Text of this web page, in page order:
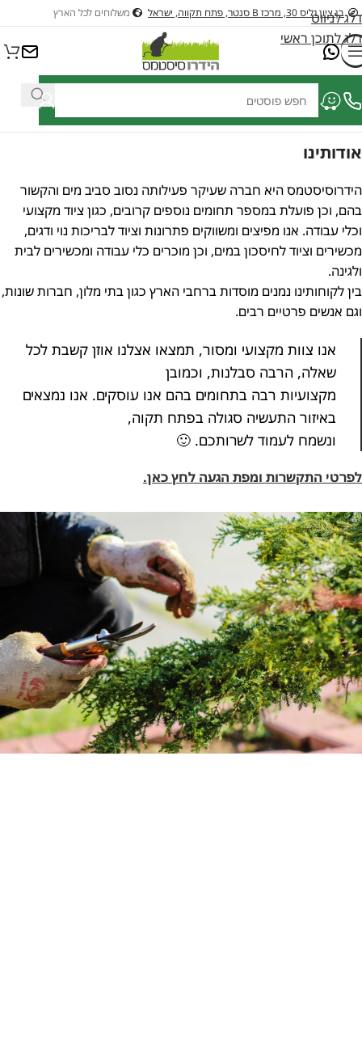
דלג לניווט
דלג לתוכן ראשי
בן ציון גליס 30, מרכז B סנטר, פתח תקווה, ישראל משלוחים לכל הארץ
ציוד לבריכות דגים ונוי ציוד לבריכות שחיה כלי גינון בנזין וחשמלים לגינה
אודותינו
הידרוסיסטמס היא חברה שעיקר פעילותה נסוב סביב מים והקשור
בהם, וכן פועלת במספר תחומים נוספים קרובים, כגון ציוד מקצועי
וכלי עבודה. אנו מפיצים ומשווקים פתרונות וציוד לבריכות נוי ודגים,
מכשירים וציוד לחיסכון במים, וכן מוכרים כלי עבודה ומכשירים לבית
ולגינה.
בין לקוחותינו נמנים מוסדות ברחבי הארץ כגון בתי מלון, חברות שונות,
וגם אנשים פרטיים רבים.
אנו צוות מקצועי ומסור, תמצאו אצלנו אוזן קשבת לכל
שאלה, הרבה סבלנות, וכמובן
מקצועיות רבה בתחומים בהם אנו עוסקים. אנו נמצאים
באיזור התעשיה סגולה בפתח תקוה,
ונשמח לעמוד לשרותכם. 🙂
לפרטי התקשרות ומפת הגעה לחץ כאן.